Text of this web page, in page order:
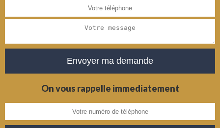
On vous rappelle immediatement